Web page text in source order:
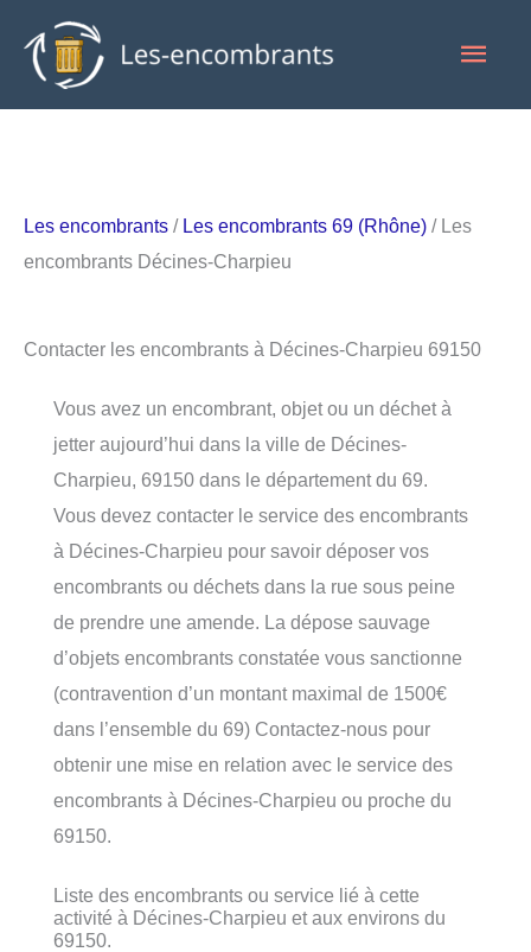
contenu
Les encombrants / Les encombrants 69 (Rhône) / Les
encombrants Décines-Charpieu
Contacter les encombrants à Décines-Charpieu 69150
Vous avez un encombrant, objet ou un déchet à
jetter aujourd’hui dans la ville de Décines-
Charpieu, 69150 dans le département du 69.
Vous devez contacter le service des encombrants
à Décines-Charpieu pour savoir déposer vos
encombrants ou déchets dans la rue sous peine
de prendre une amende. La dépose sauvage
d’objets encombrants constatée vous sanctionne
(contravention d’un montant maximal de 1500€
dans l’ensemble du 69) Contactez-nous pour
obtenir une mise en relation avec le service des
encombrants à Décines-Charpieu ou proche du
69150.
Liste des encombrants ou service lié à cette
activité à Décines-Charpieu et aux environs du
69150.